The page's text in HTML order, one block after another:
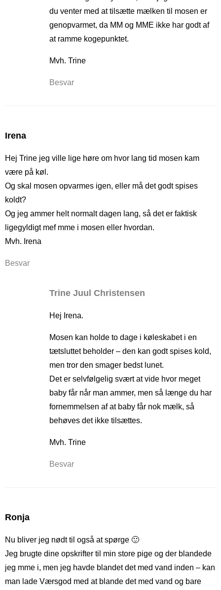
du venter med at tilsætte mælken til mosen er
genopvarmet, da MM og MME ikke har godt af
at ramme kogepunktet.
Mvh. Trine
Besvar
Irena
Hej Trine jeg ville lige høre om hvor lang tid mosen kam
være på køl.
Og skal mosen opvarmes igen, eller må det godt spises
koldt?
Og jeg ammer helt normalt dagen lang, så det er faktisk
ligegyldigt mef mme i mosen eller hvordan.
Mvh. Irena
Besvar
Trine Juul Christensen
Hej Irena.
Mosen kan holde to dage i køleskabet i en
tætsluttet beholder – den kan godt spises kold,
men tror den smager bedst lunet.
Det er selvfølgelig svært at vide hvor meget
baby får når man ammer, men så længe du har
fornemmelsen af at baby får nok mælk, så
behøves det ikke tilsættes.
Mvh. Trine
Besvar
Ronja
Nu bliver jeg nødt til også at spørge 🙂
Jeg brugte dine opskrifter til min store pige og der blandede
jeg mme i, men jeg havde blandet det med vand inden – kan
man lade Værsgod med at blande det med vand og bare